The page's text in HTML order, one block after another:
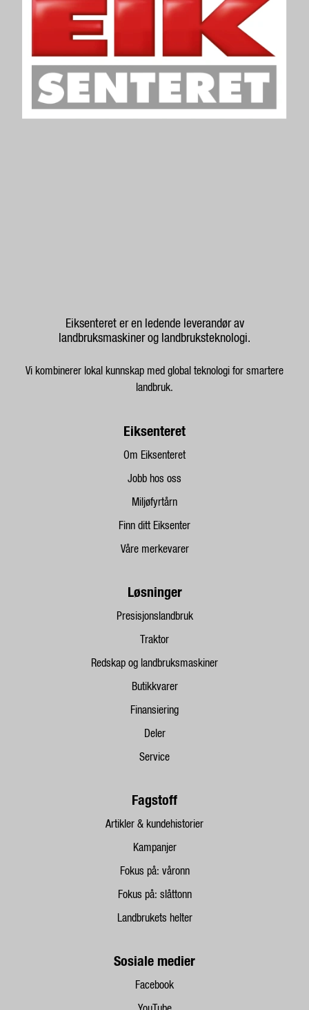
Eiksenteret
Om Eiksenteret
Jobb hos oss
Miljøfyrtårn
Finn ditt Eiksenter
Våre merkevarer
Løsninger
Presisjonslandbruk
Traktor
Redskap og landbruksmaskiner
Butikkvarer
Finansiering
Deler
Service
Fagstoff
Artikler & kundehistorier
Kampanjer
Fokus på: våronn
Fokus på: slåttonn
Landbrukets helter
Sosiale medier
Facebook
Eiksenteret er en ledende leverandør av
landbruksmaskiner og landbruksteknologi.
Vi kombinerer lokal kunnskap med global teknologi for smartere
landbruk.